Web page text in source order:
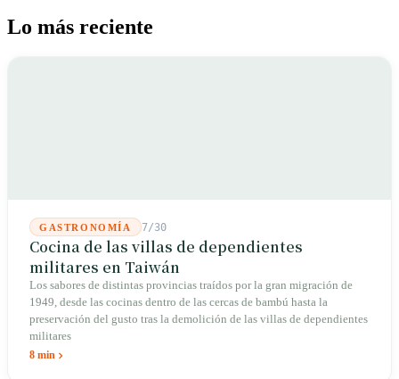
Lo más reciente
GASTRONOMÍA 7/30
Cocina de las villas de dependientes
militares en Taiwán
Los sabores de distintas provincias traídos por la gran migración de
1949, desde las cocinas dentro de las cercas de bambú hasta la
preservación del gusto tras la demolición de las villas de dependientes
militares
8 min